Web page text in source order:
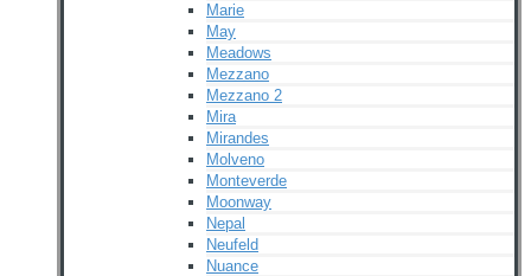
Marie
May
Meadows
Mezzano
Mezzano 2
Mira
Mirandes
Molveno
Monteverde
Moonway
Nepal
Neufeld
Nuance